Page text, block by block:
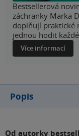
Bestsellerová
záchranky Marka
doplňují praktické
jednou hodit
Více informací
Popis
Od autorky